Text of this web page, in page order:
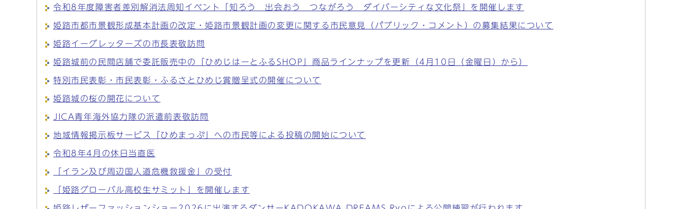
令和8年度障害者差別解消法周知イベント「知ろう 出会おう つながろう ダイバーシティな文化祭」を開催します
姫路市都市景観形成基本計画の改定・姫路市景観計画の変更に関する市民意見（パブリック・コメント）の募集結果について
姫路イーグレッターズの市長表敬訪問
姫路城前の民間店舗で委託販売中の「ひめじはーとふるSHOP」商品ラインナップを更新（4月10日（金曜日）から）
特別市民表彰・市民表彰・ふるさとひめじ賞贈呈式の開催について
姫路城の桜の開花について
JICA青年海外協力隊の派遣前表敬訪問
地域情報掲示板サービス「ひめまっぷ」への市民等による投稿の開始について
令和8年4月の休日当直医
「イラン及び周辺国人道危機救援金」の受付
「姫路グローバル高校生サミット」を開催します